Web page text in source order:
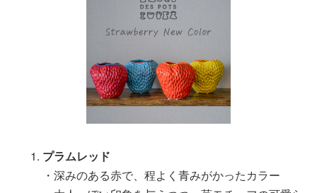
プラムレッド
・深みのある赤で、程よく青みがかったカラー